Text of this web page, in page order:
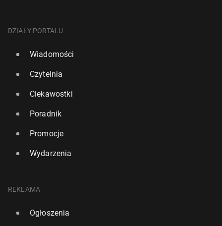
DZIAŁY PORTALU
Wiadomości
Czytelnia
Ciekawostki
Poradnik
Promocje
Wydarzenia
REKLAMA
Ogłoszenia